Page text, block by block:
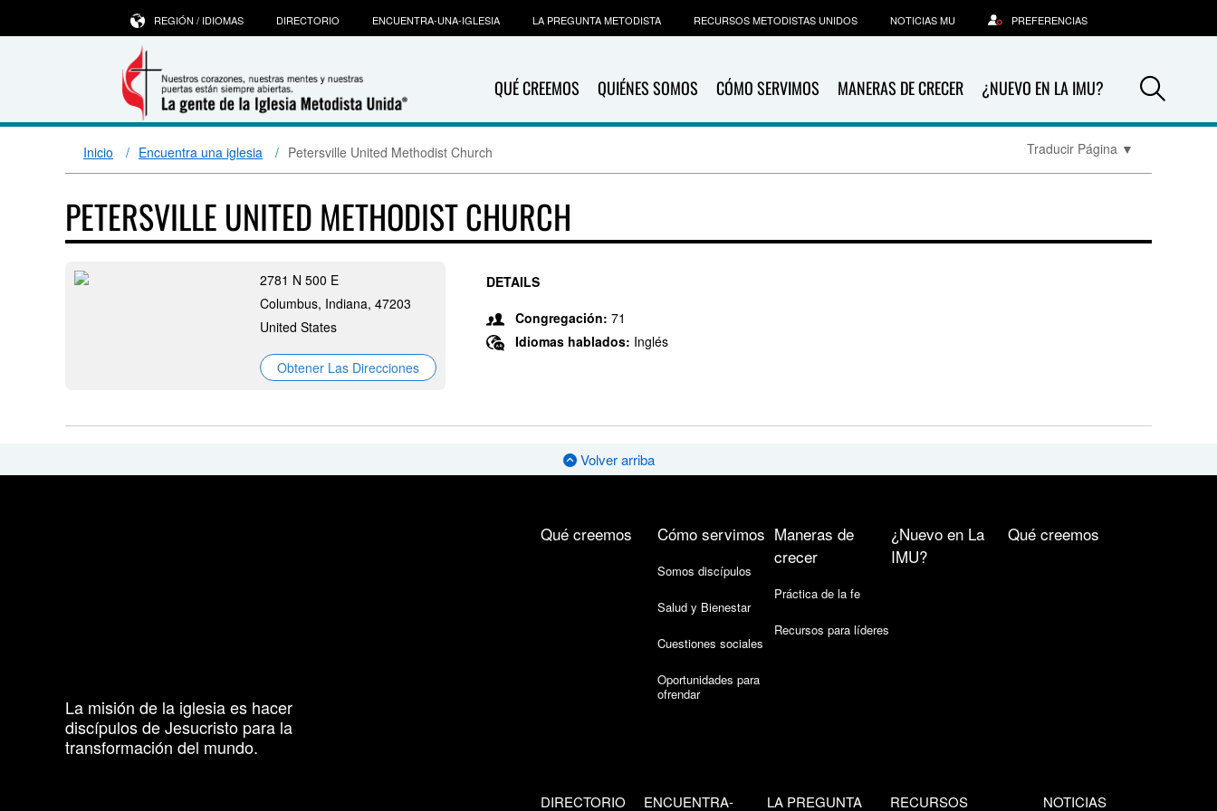
QUÉ CREEMOS QUIÉNES SOMOS CÓMO SERVIMOS MANERAS DE CRECER ¿NUEVO EN LA IMU?
REGIÓN / IDIOMAS DIRECTORIO ENCUENTRA-UNA-IGLESIA LA PREGUNTA METODISTA RECURSOS METODISTAS UNIDOS NOTICIAS MU PREFERENCIAS
Inicio Encuentra una iglesia Petersville United Methodist Church Traducir Página ▼
PETERSVILLE UNITED METHODIST CHURCH
2781 N 500 E
Columbus, Indiana, 47203
United States
Obtener Las Direcciones
DETAILS
Congregación: 71
Idiomas hablados: Inglés
Volver arriba
La misión de la iglesia es hacer
discípulos de Jesucristo para la
transformación del mundo.
Qué creemos Cómo servimos
Somos discípulos
Salud y Bienestar
Cuestiones sociales
Oportunidades para
ofrendar
Maneras de
crecer
Práctica de la fe
Recursos para líderes
¿Nuevo en La
IMU?
Qué creemos
DIRECTORIO
ENCUENTRA-
LA PREGUNTA
RECURSOS
NOTICIAS